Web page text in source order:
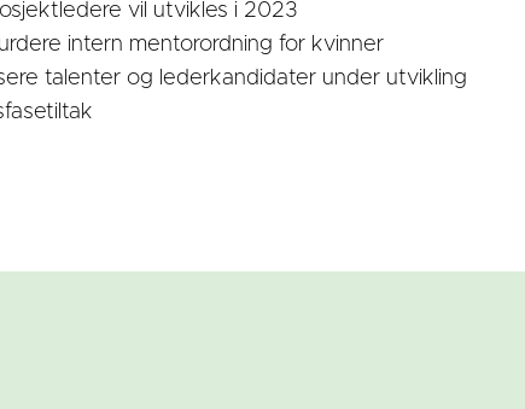
vil utvikles i 2023
intern mentorordning for kvinner
talenter og lederkandidater under utvikling